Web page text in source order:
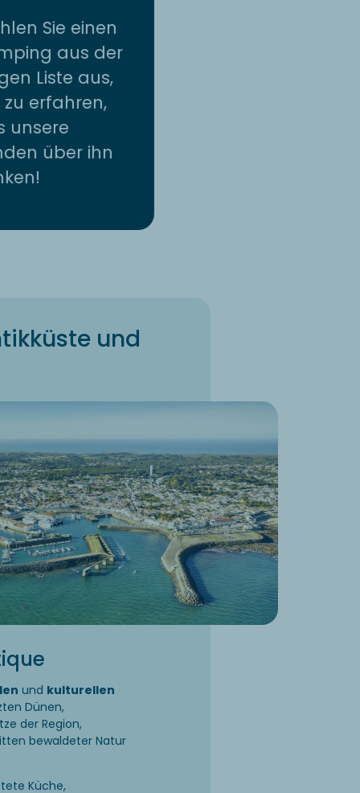
Sie einen
aus der
Liste aus,
erfahren,
unsere
über ihn
und
und kulturellen
Dünen,
der Region,
bewaldeter Natur
Küche,